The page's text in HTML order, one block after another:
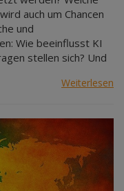
auch um Chancen
und
Wie beeinflusst KI
stellen sich? Und
Weiterlesen